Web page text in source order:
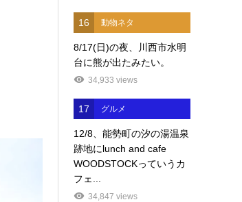
16 動物ネタ
8/17(日)の夜、川西市水明
台に熊が出たみたい。
34,933 views
17 グルメ
12/8、能勢町の汐の湯温泉
跡地にlunch and cafe
WOODSTOCKっていうカ
フェ...
34,847 views